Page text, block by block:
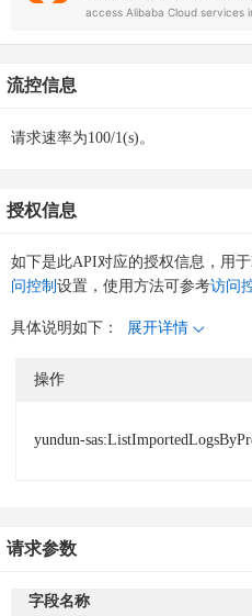
access Alibaba Cloud services
流控信息
请求速率为100/1(s)。
授权信息
如下是此API对应的授权信息，用
问控制 设置，使用方法可参考访问
具体说明如下： 展开详情
操作
yundun-
请求参数
字段名称